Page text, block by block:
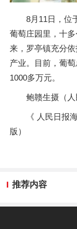
8月11日，位
葡萄庄园里，十
来，罗亭镇充分
产业。目前，葡
1000多万元。
鲍赣生摄（人
《 人民日报
版）
推荐内容